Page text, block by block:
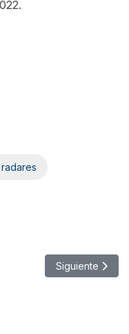
kilometraje en España?
Artículo
Siguiente